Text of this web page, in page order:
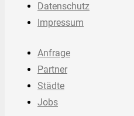
Datenschutz
Impressum
Anfrage
Partner
Städte
Jobs